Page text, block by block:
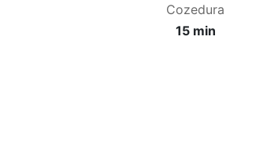
Cozedura
15 min